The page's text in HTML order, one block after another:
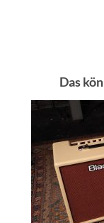
Das